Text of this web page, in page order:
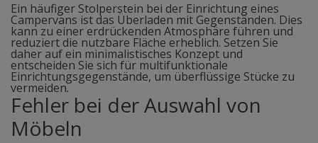
Ein häufiger Stolperstein bei der Einrichtung eines
Campervans ist das Überladen mit Gegenständen. Dies
kann zu einer erdrückenden Atmosphäre führen und
reduziert die nutzbare Fläche erheblich. Setzen Sie
daher auf ein minimalistisches Konzept und
entscheiden Sie sich für multifunktionale
Einrichtungsgegenstände, um überflüssige Stücke zu
vermeiden.
Fehler bei der Auswahl von
Möbeln